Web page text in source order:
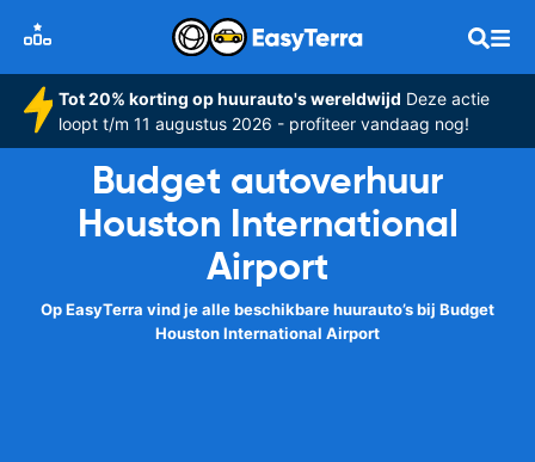
Tot 20% korting op huurauto's wereldwijd Deze actie
loopt t/m 11 augustus 2026 - profiteer vandaag nog!
Budget autoverhuur
Houston International
Airport
Op EasyTerra vind je alle beschikbare huurauto’s bij Budget
Houston International Airport